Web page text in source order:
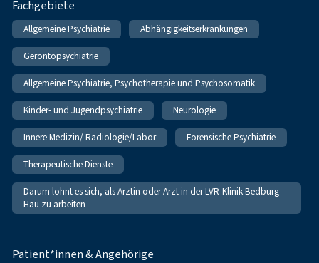
Fachgebiete
Allgemeine Psychiatrie Abhängigkeitserkrankungen
Gerontopsychiatrie
Allgemeine Psychiatrie, Psychotherapie und Psychosomatik
Kinder- und Jugendpsychiatrie Neurologie
Innere Medizin/ Radiologie/Labor Forensische Psychiatrie
Therapeutische Dienste
Darum lohnt es sich, als Ärztin oder Arzt in der LVR-Klinik Bedburg-
Hau zu arbeiten
Patient*innen & Angehörige